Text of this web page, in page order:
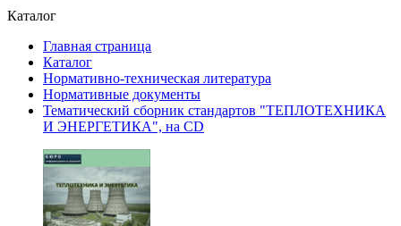
Каталог
Главная страница
Каталог
Нормативно-техническая литература
Нормативные документы
Тематический сборник стандартов "ТЕПЛОТЕХНИКА
И ЭНЕРГЕТИКА", на CD